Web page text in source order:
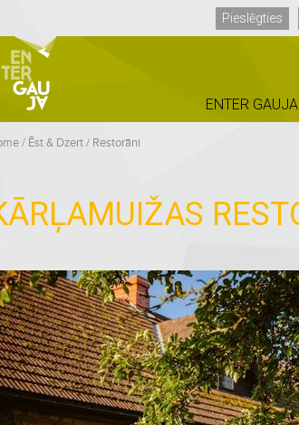
Pieslēgties
ENTER GAUJA
/ Ēst & Dzert/ Restorāni